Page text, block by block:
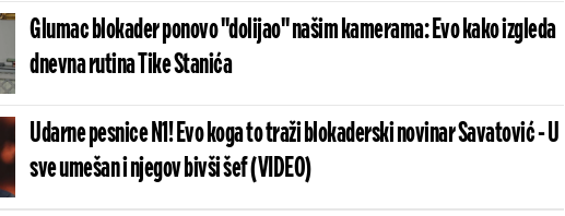
Glumac blokader ponovo "dolijao" našim kamerama: Evo kako izgleda
dnevna rutina Tike Stanića
Udarne pesnice N1! Evo koga to traži blokaderski novinar Savatović - U
sve umešan i njegov bivši šef (VIDEO)